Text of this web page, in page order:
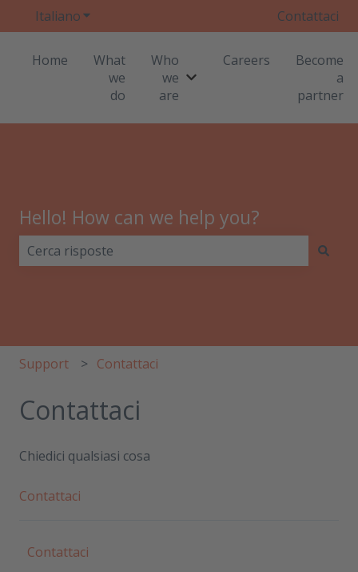
ItalianoMostra sottomenu per le traduzioniContattaci
Home
What
we
do
Who
we
are
Mostra sottomenu per
Careers
Become
a
partner
Hello! How can we help you?
Support Contattaci
Contattaci
Chiedici qualsiasi cosa
Contattaci
Contattaci